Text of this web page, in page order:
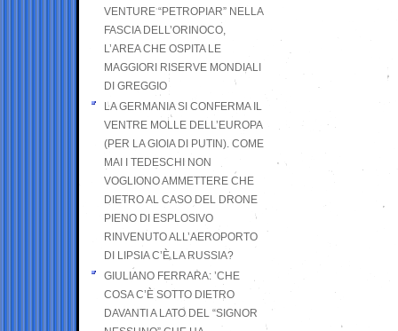
VENTURE “PETROPIAR” NELLA
FASCIA DELL’ORINOCO,
L’AREA CHE OSPITA LE
MAGGIORI RISERVE MONDIALI
DI GREGGIO
LA GERMANIA SI CONFERMA IL
VENTRE MOLLE DELL’EUROPA
(PER LA GIOIA DI PUTIN). COME
MAI I TEDESCHI NON
VOGLIONO AMMETTERE CHE
DIETRO AL CASO DEL DRONE
PIENO DI ESPLOSIVO
RINVENUTO ALL’AEROPORTO
DI LIPSIA C’È LA RUSSIA?
GIULIANO FERRARA: ’CHE
COSA C’È SOTTO DIETRO
DAVANTI A LATO DEL “SIGNOR